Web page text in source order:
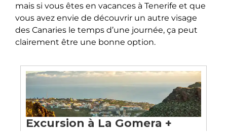
mais si vous êtes en vacances à Tenerife et que
vous avez envie de découvrir un autre visage
des Canaries le temps d’une journée, ça peut
clairement être une bonne option.